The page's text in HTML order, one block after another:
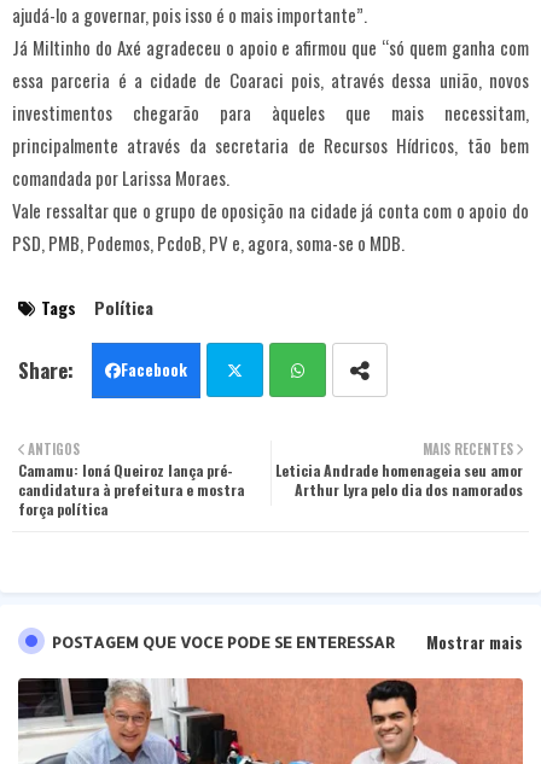
ajudá-lo a governar, pois isso é o mais importante”.
Já Miltinho do Axé agradeceu o apoio e afirmou que “só quem ganha com
essa parceria é a cidade de Coaraci pois, através dessa união, novos
investimentos chegarão para àqueles que mais necessitam,
principalmente através da secretaria de Recursos Hídricos, tão bem
comandada por Larissa Moraes.
Vale ressaltar que o grupo de oposição na cidade já conta com o apoio do
PSD, PMB, Podemos, PcdoB, PV e, agora, soma-se o MDB.
Tags Política
Facebook
ter tsa
MAIS RECENTES
Leticia Andrade homenageia seu amor
Arthur Lyra pelo dia dos namorados
ANTIGOS
Camamu: Ioná Queiroz lança pré-
candidatura à prefeitura e mostra
força política
POSTAGEM QUE VOCE PODE SE ENTERESSAR Mostrar mais